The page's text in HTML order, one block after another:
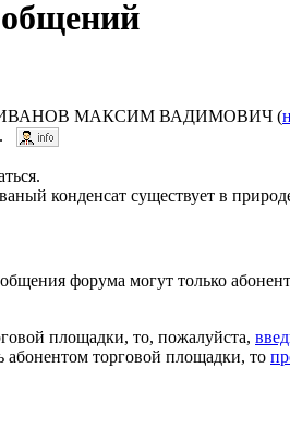
ИВАНОВ МАКСИМ ВАДИМОВИЧ (
конденсат существует в
форума могут только
площадки, то, пожалуйста,
абонентом торговой площадки, то